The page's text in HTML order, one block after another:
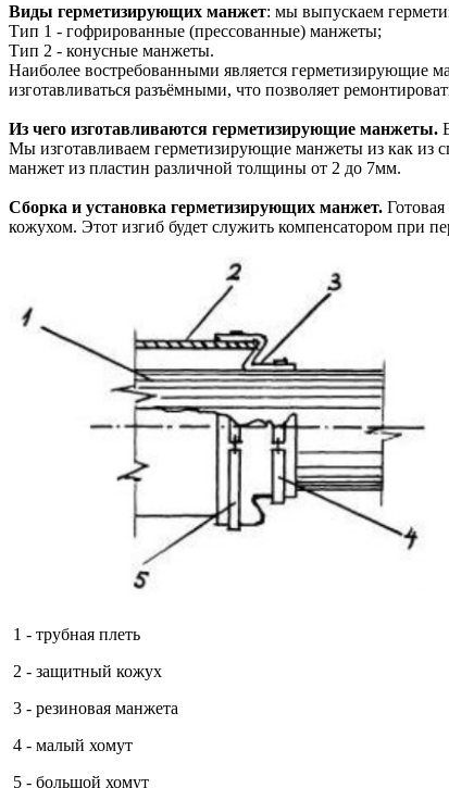
Виды герметизирующих манжет: мы выпускаем
Тип 1 - гофрированные (прессованные) манжеты;
Тип 2 - конусные манжеты.
Наиболее востребованными является герметизирующие
изготавливаться разъёмными, что позволяет
Из чего изготавливаются герметизирующие манжеты.
Мы изготавливаем герметизирующие манжеты из как из
манжет из пластин различной толщины от 2 до 7мм.
Сборка и установка герметизирующих манжет.
кожухом. Этот изгиб будет служить компенсатором при
1 - трубная плеть
2 - защитный кожух
3 - резиновая манжета
4 - малый хомут
5 - большой хомут